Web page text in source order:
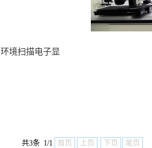
环境扫描电子显
共3条 1/1 首页 上页 下页 尾页